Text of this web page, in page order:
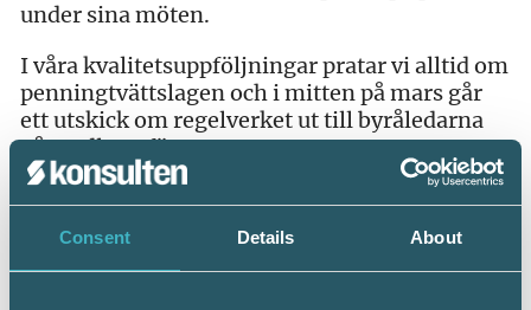
Consent Details About
under sina möten.
I våra kvalitetsuppföljningar pratar vi alltid om
penningtvättslagen och i mitten på mars går
ett utskick om regelverket ut till byråledarna
på medlemsföretagen.
Mallarna som medlemmarna kan använda för
att skapa rutiner och riskanalyser för byråns
totala verksamhet och varje enskild kund har
uppdaterats. De ska ses som stöddokument